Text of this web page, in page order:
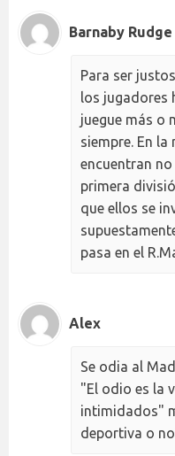
Barnaby Rudge
Para ser
los jugadores
juegue más o
siempre. En
encuentran
primera
que ellos se
pasa en el
Alex
Se odia al
"El odio es la
intimidados"
deportiva o